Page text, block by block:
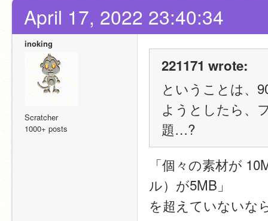
April 17, 2022 23:40:34
inoking
Scratcher
1000+ posts
221171 wrote:
ということは、
ようとしたら、
題…?
「個々の素材が
ル）が5MB」
を超えていないな